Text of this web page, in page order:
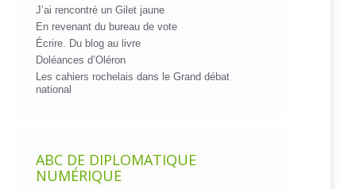
J’ai rencontré un Gilet jaune
En revenant du bureau de vote
Écrire. Du blog au livre
Doléances d’Oléron
Les cahiers rochelais dans le Grand débat
national
ABC DE DIPLOMATIQUE
NUMÉRIQUE